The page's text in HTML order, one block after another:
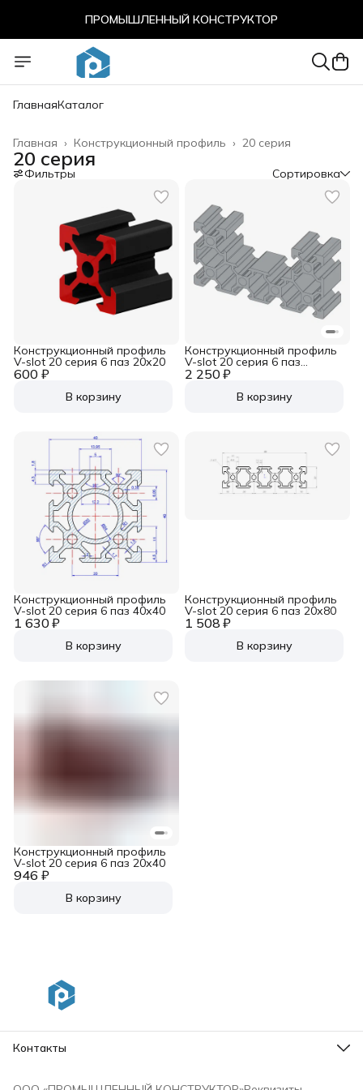
ПРОМЫШЛЕННЫЙ КОНСТРУКТОР
ПРОМЫШЛЕННЫЙ КОНСТРУКТОР
ГлавнаяКаталог
20 серия
Конструкционный профиль ›
Главная ›
20 серия
Фильтры Сортировка
600 ₽
Конструкционный профиль
V-slot 20 серия 6 паз 20х20
В корзину
2 250 ₽
Конструкционный профиль
V-slot 20 серия 6 паз
40х80х40
В корзину
1 630 ₽
Конструкционный профиль
V-slot 20 серия 6 паз 40х40
В корзину
1 508 ₽
Конструкционный профиль
V-slot 20 серия 6 паз 20х80
В корзину
946 ₽
Конструкционный профиль
V-slot 20 серия 6 паз 20х40
В корзину
Контакты